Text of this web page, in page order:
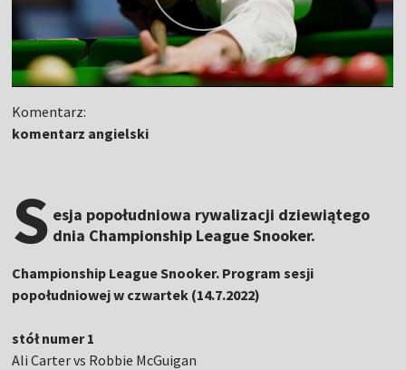
Komentarz:
komentarz angielski
S esja popołudniowa rywalizacji dziewiątego
dnia Championship League Snooker.
Championship League Snooker. Program sesji
popołudniowej w czwartek (14.7.2022)
stół numer 1
Ali Carter vs Robbie McGuigan